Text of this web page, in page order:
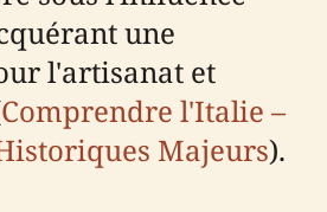
une
l'artisanat et
Comprendre l'Italie –
Majeurs).